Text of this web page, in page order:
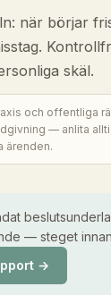
när börjar
skäl.
och offentliga
— anlita
ärenden.
— steget
→